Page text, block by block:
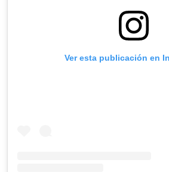
Ver esta publicación en